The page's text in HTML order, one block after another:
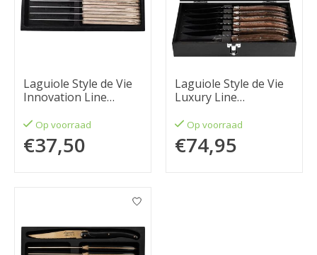
Laguiole Style de Vie
Innovation Line
delig eikenhout
Op voorraad
€37,50
Laguiole Style de Vie
Luxury Line
delig wengehout
Op voorraad
€74,95